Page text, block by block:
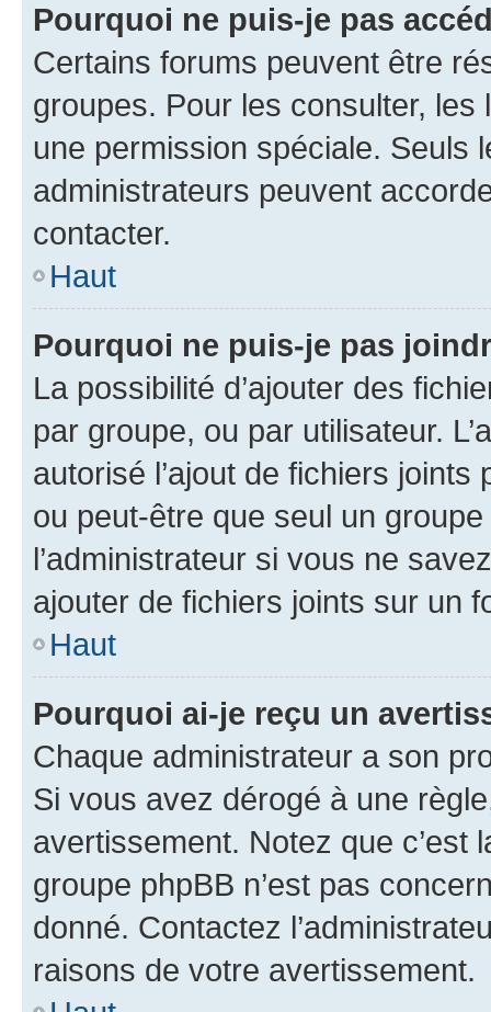
Pourquoi ne puis-je pas
Certains forums peuvent être
groupes. Pour les consulter,
une permission spéciale. Seuls
administrateurs peuvent
contacter.
Haut
Pourquoi ne puis-je pas
La possibilité d’ajouter des
par groupe, ou par utilisateur.
autorisé l’ajout de fichiers
ou peut-être que seul un
l’administrateur si vous ne
ajouter de fichiers joints sur un
Haut
Pourquoi ai-je reçu un
Chaque administrateur a son
Si vous avez dérogé à une
avertissement. Notez que c’est
groupe phpBB n’est pas
donné. Contactez
raisons de votre avertissement.